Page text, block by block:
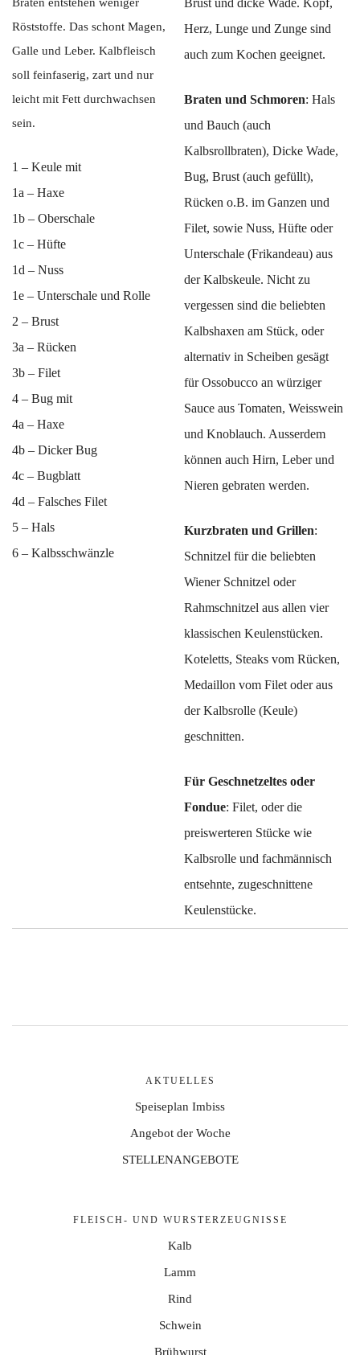
Braten entstehen weniger
Röststoffe. Das schont Magen,
Galle und Leber. Kalbfleisch
soll feinfaserig, zart und nur
leicht mit Fett durchwachsen
sein.
1 – Keule mit
1a – Haxe
1b – Oberschale
1c – Hüfte
1d – Nuss
1e – Unterschale und Rolle
2 – Brust
3a – Rücken
3b – Filet
4 – Bug mit
4a – Haxe
4b – Dicker Bug
4c – Bugblatt
4d – Falsches Filet
5 – Hals
6 – Kalbsschwänzle
Brust und dicke Wade. Kopf,
Herz, Lunge und Zunge sind
auch zum Kochen geeignet.
Braten und Schmoren: Hals
und Bauch (auch
Kalbsrollbraten), Dicke Wade,
Bug, Brust (auch gefüllt),
Rücken o.B. im Ganzen und
Filet, sowie Nuss, Hüfte oder
Unterschale (Frikandeau) aus
der Kalbskeule. Nicht zu
vergessen sind die beliebten
Kalbshaxen am Stück, oder
alternativ in Scheiben gesägt
für Ossobucco an würziger
Sauce aus Tomaten, Weisswein
und Knoblauch. Ausserdem
können auch Hirn, Leber und
Nieren gebraten werden.
Kurzbraten und Grillen:
Schnitzel für die beliebten
Wiener Schnitzel oder
Rahmschnitzel aus allen vier
klassischen Keulenstücken.
Koteletts, Steaks vom Rücken,
Medaillon vom Filet oder aus
der Kalbsrolle (Keule)
geschnitten.
Für Geschnetzeltes oder
Fondue: Filet, oder die
preiswerteren Stücke wie
Kalbsrolle und fachmännisch
entsehnte, zugeschnittene
Keulenstücke.
AKTUELLES
Speiseplan Imbiss
Angebot der Woche
STELLENANGEBOTE
FLEISCH- UND WURSTERZEUGNISSE
Kalb
Lamm
Rind
Schwein
Brühwurst